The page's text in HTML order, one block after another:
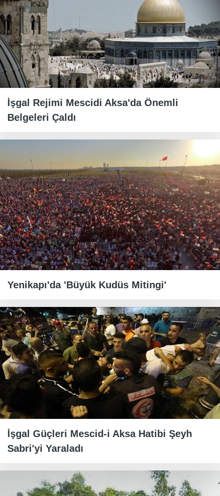
İşgal Rejimi Mescidi Aksa'da Önemli
Belgeleri Çaldı
Yenikapı'da 'Büyük Kudüs Mitingi'
İşgal Güçleri Mescid-i Aksa Hatibi Şeyh
Sabri'yi Yaraladı